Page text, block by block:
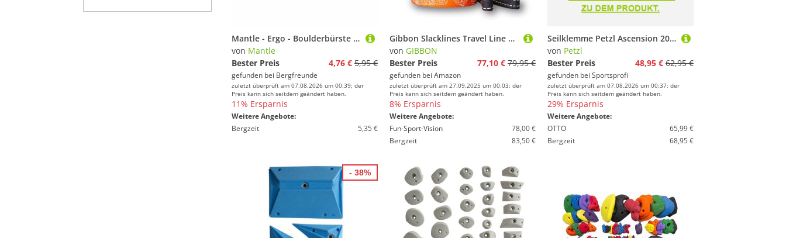
Mantle - Ergo - Boulderbürste Gr Naturborsten braun
von Mantle
Bester Preis
4,76 € 5,95 €
gefunden bei Bergfreunde
zuletzt überprüft am 07.08.2026 um 00:39; der
Preis kann sich seitdem geändert haben.
11% Ersparnis
Weitere Angebote:
Bergzeit
5,35 €
Gibbon Slacklines Travel Line | Leichtes, Kompaktes 15m Slackline-Set für Anfänger & Fortgeschrittene | TÜV-geprüft | inkl. Ratschenschutz & TreeWear | Ideal für Reisen & Urlaub
von GIBBON
Bester Preis
77,10 € 79,95 €
gefunden bei Amazon
zuletzt überprüft am 27.09.2025 um 00:03; der
Preis kann sich seitdem geändert haben.
8% Ersparnis
Weitere Angebote:
Fun-Sport-Vision
78,00 €
Bergzeit
83,50 €
Seilklemme Petzl Ascension 2026
von Petzl
Bester Preis
48,95 € 62,95 €
gefunden bei Sportsprofi
zuletzt überprüft am 07.08.2026 um 00:37; der
Preis kann sich seitdem geändert haben.
29% Ersparnis
Weitere Angebote:
OTTO
65,99 €
Bergzeit
68,95 €
- 38%